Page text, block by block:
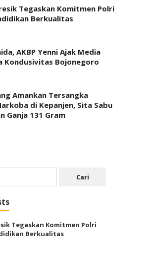
Tegaskan Komitmen Polri
Berkualitas
AKBP Yenni Ajak Media
Kondusivitas Bojonegoro
Amankan Tersangka
di Kepanjen, Sita Sabu
Ganja 131 Gram
Tegaskan Komitmen Polri
Berkualitas